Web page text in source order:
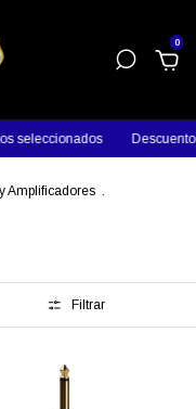
0
Descuentos en efectivo
Amplificadores .
Filtrar